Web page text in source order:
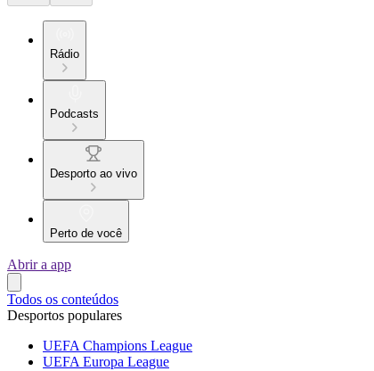
Rádio
Podcasts
Desporto ao vivo
Perto de você
Abrir a app
Todos os conteúdos
Desportos populares
UEFA Champions League
UEFA Europa League